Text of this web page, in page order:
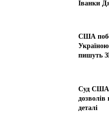
Іванки
США
пишуть
Суд США
дозволів
деталі